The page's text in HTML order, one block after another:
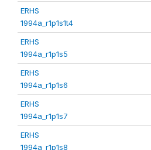
ERHS
1994a_r1p1s1t4
ERHS
1994a_r1p1s5
ERHS
1994a_r1p1s6
ERHS
1994a_r1p1s7
ERHS
1994a_r1p1s8